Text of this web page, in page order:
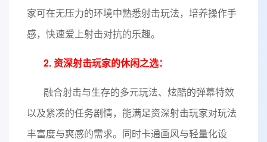
家可在无压力的环境中熟悉射击玩法，培养操作手
感，快速爱上射击对抗的乐趣。
2. 资深射击玩家的休闲之选：
融合射击与生存的多元玩法、炫酷的弹幕特效
以及紧凑的任务剧情，能满足资深射击玩家对玩法
丰富度与爽感的需求。同时卡通画风与轻量化设